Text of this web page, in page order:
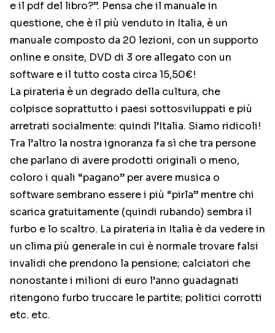
e il pdf del libro?”. Pensa che il manuale in
questione, che è il più venduto in Italia, è un
manuale composto da 20 lezioni, con un supporto
online e onsite, DVD di 3 ore allegato con un
software e il tutto costa circa 15,50€!
La pirateria è un degrado della cultura, che
colpisce soprattutto i paesi sottosviluppati e più
arretrati socialmente: quindi l’Italia. Siamo ridicoli!
Tra l’altro la nostra ignoranza fa sì che tra persone
che parlano di avere prodotti originali o meno,
coloro i quali “pagano” per avere musica o
software sembrano essere i più “pirla” mentre chi
scarica gratuitamente (quindi rubando) sembra il
furbo e lo scaltro. La pirateria in Italia è da vedere in
un clima più generale in cui è normale trovare falsi
invalidi che prendono la pensione; calciatori che
nonostante i milioni di euro l’anno guadagnati
ritengono furbo truccare le partite; politici corrotti
etc. etc.